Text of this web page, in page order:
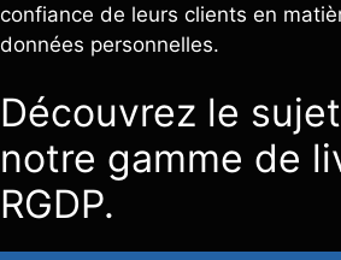
confiance de leurs clients en
données personnelles.
Découvrez le
notre gamme de
RGDP.